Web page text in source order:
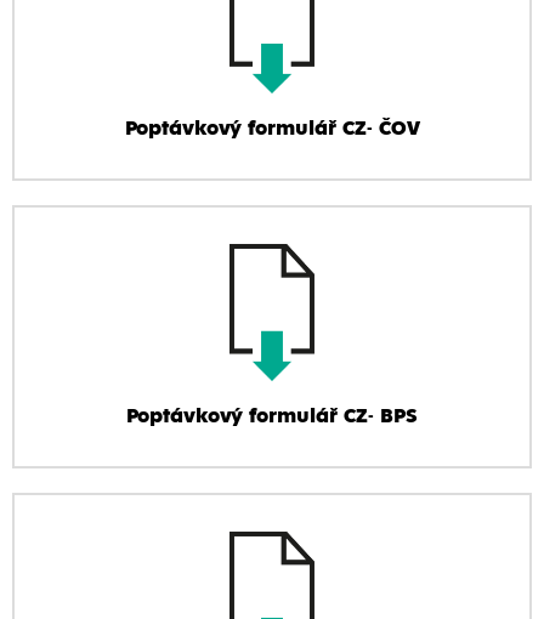
Poptávkový formulář CZ- ČOV
Poptávkový formulář CZ- BPS